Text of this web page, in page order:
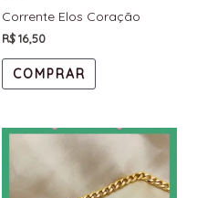
Corrente Elos Coração
R$16,50
COMPRAR